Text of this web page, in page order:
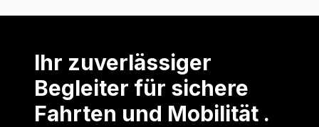
Ihr zuverlässiger
Begleiter für sichere
Fahrten und Mobilität .